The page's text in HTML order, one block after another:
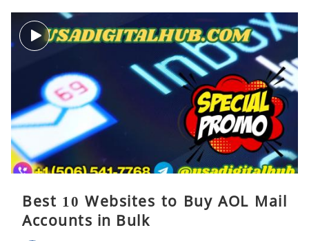
Best 10 Websites to Buy AOL Mail
Accounts in Bulk